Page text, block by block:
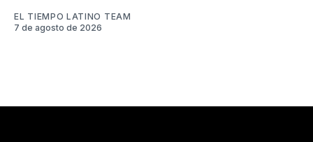
EL TIEMPO LATINO TEAM
7 de agosto de 2026